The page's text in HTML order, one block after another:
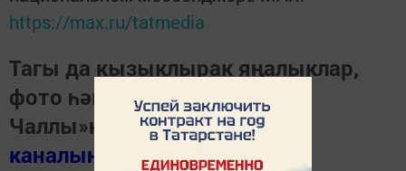
https://max.ru/tatmedia
Тагы да кызыклырак яңалыклар,
фото һәм видеолар «Шәһри
Чаллы»ның MAX
каналында
(язылыгыз).